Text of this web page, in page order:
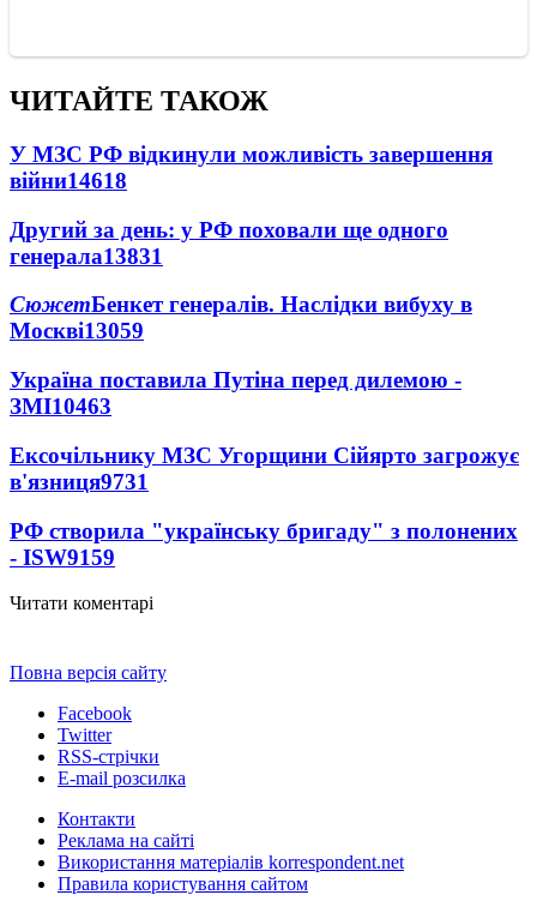
ЧИТАЙТЕ ТАКОЖ
У МЗС РФ відкинули можливість завершення
війни14618
Другий за день: у РФ поховали ще одного
генерала13831
СюжетБенкет генералів. Наслідки вибуху в
Москві13059
Україна поставила Путіна перед дилемою -
ЗМІ10463
Ексочільнику МЗС Угорщини Сійярто загрожує
в'язниця9731
РФ створила "українську бригаду" з полонених
- ISW9159
Читати коментарі
Повна версія сайту
Facebook
Twitter
RSS-стрічки
E-mail розсилка
Контакти
Реклама на сайті
Використання матеріалів korrespondent.net
Правила користування сайтом